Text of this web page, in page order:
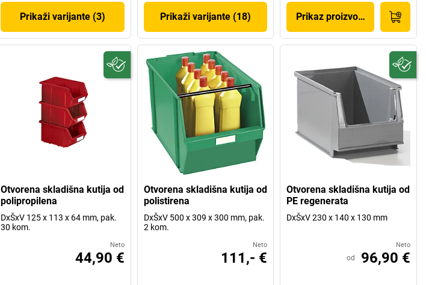
Prikaži varijante (3) Prikaži varijante (18) Prikaz proizvoda
Otvorena skladišna kutija od
polipropilena
DxŠxV 125 x 113 x 64 mm, pak.
30 kom.
Neto
44,90 €
Otvorena skladišna kutija od
polistirena
DxŠxV 500 x 309 x 300 mm, pak.
2 kom.
Neto
111,- €
Otvorena skladišna kutija od
PE regenerata
DxŠxV 230 x 140 x 130 mm
Neto
od 96,90 €